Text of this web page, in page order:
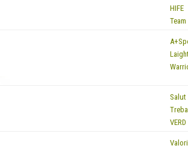
HIFE
Team
Salut
VERD